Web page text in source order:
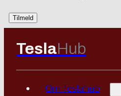
TeslaHub
Om Teslahub